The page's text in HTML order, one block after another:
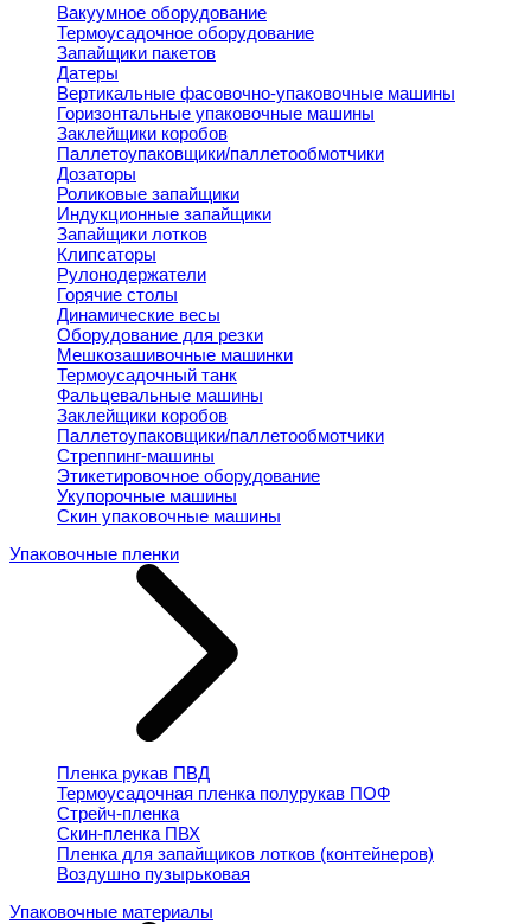
Вакуумное оборудование
Термоусадочное оборудование
Запайщики пакетов
Датеры
Вертикальные фасовочно-упаковочные машины
Горизонтальные упаковочные машины
Заклейщики коробов
Паллетоупаковщики/паллетообмотчики
Дозаторы
Роликовые запайщики
Индукционные запайщики
Запайщики лотков
Клипсаторы
Рулонодержатели
Горячие столы
Динамические весы
Оборудование для резки
Мешкозашивочные машинки
Термоусадочный танк
Фальцевальные машины
Заклейщики коробов
Паллетоупаковщики/паллетообмотчики
Стреппинг-машины
Этикетировочное оборудование
Укупорочные машины
Скин упаковочные машины
Упаковочные пленки
Пленка рукав ПВД
Термоусадочная пленка полурукав ПОФ
Стрейч-пленка
Скин-пленка ПВХ
Пленка для запайщиков лотков (контейнеров)
Воздушно пузырьковая
Упаковочные материалы